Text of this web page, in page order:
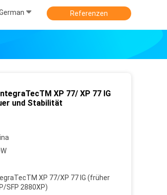
Referenzen
XP 77/ XP 77 IG
und Stabilität
XP 77/XP 77 IG (früher
SFP 2880XP)